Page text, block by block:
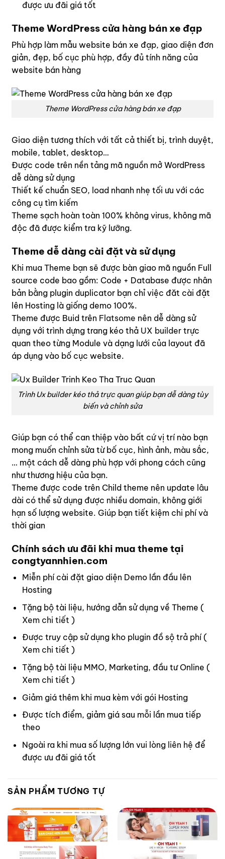
được ưu đãi giá tốt
Theme WordPress cửa hàng bán xe đạp
Phù hợp làm mẫu website bán xe đạp, giao diện đơn
giản, đẹp, bố cục phù hợp, đầy đủ tính năng của
website bán hàng
Theme WordPress cửa hàng bán xe đạp
Giao diện tương thích với tất cả thiết bị, trình duyệt,
mobile, tablet, desktop…
Được code trên nền tảng mã nguồn mở WordPress
dễ dàng sử dụng
Thiết kế chuẩn SEO, load nhanh nhẹ tối ưu với các
công cụ tìm kiếm
Theme sạch hoàn toàn 100% không virus, không mã
độc đã được kiểm tra kỹ lưỡng.
Theme dễ dàng cài đặt và sử dụng
Khi mua Theme bạn sẽ được bàn giao mã nguồn Full
source code bao gồm: Code + Database được nhân
bản bằng plugin duplicator bạn chỉ việc đăt cài đặt
lên Hosting là giống demo 100%.
Theme được Buid trên Flatsome nên dễ dàng sử
dụng với trình dựng trang kéo thả UX builder trực
quan theo từng Module và dạng lưới của layout đã
áp dụng vào bố cục website.
Trình Ux builder kéo thả trực quan giúp bạn dễ dàng tùy
biến và chỉnh sửa
Giúp bạn có thể can thiệp vào bất cứ vị trí nào bạn
mong muốn chỉnh sửa từ bố cục, hình ảnh, màu sắc,
… một cách dễ dàng phù hợp với phong cách cũng
như thương hiệu của bạn.
Theme được code trên Child theme nên update lâu
dài có thể sử dụng được nhiều domain, không giới
hạn số lượng website. Giúp bạn tiết kiệm chi phí và
thời gian
Chính sách ưu đãi khi mua theme tại
congtyannhien.com
Miễn phí cài đặt giao diện Demo lần đầu lên
Hosting
Tặng bộ tài liệu, hướng dẫn sử dụng về Theme (
Xem chi tiết )
Được truy cập sử dụng kho plugin đồ sộ trả phí (
Xem chi tiết )
Tặng bộ tài liệu MMO, Marketing, đầu tư Online (
Xem chi tiết )
Giảm giá thêm khi mua kèm với gói Hosting
Được tích điểm, giảm giá sau mỗi lần mua tiếp
theo
Ngoài ra khi mua số lượng lớn vui lòng liên hệ để
được ưu đãi giá tốt
SẢN PHẨM TƯƠNG TỰ